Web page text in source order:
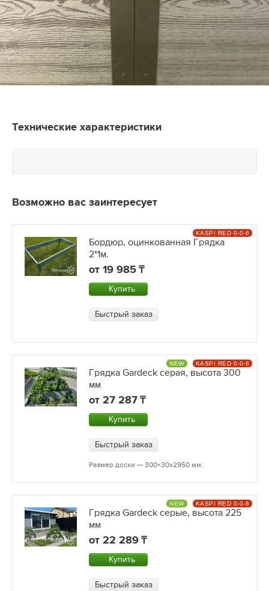
Технические характеристики
Возможно вас заинтересует
Бордюр, оцинкованная Грядка
2*1м.
от 19 985
Купить
Быстрый заказ
KASPI RED 0-0-6
Грядка Gardeck серая, высота 300
мм
от 27 287
Купить
Быстрый заказ
Размер доски — 300×30х2950 мм.
NEW KASPI RED 0-0-6
Грядка Gardeck серые, высота 225
мм
от 22 289
Купить
Быстрый заказ
NEW KASPI RED 0-0-6